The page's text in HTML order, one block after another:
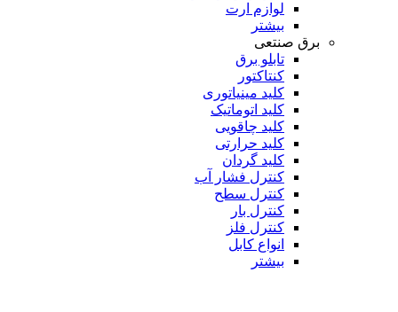
لوازم ارت
بیشتر
برق صنتعی
تابلو برق
کنتاکتور
کلید مینیاتوری
کلید اتوماتیک
کلید چاقویی
کلید حرارتی
کلید گردان
کنترل فشار آب
کنترل سطح
کنترل بار
کنترل فلز
انواع کابل
بیشتر